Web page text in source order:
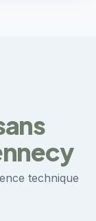
technique